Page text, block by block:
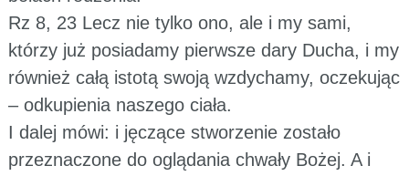
Rz 8, 23 Lecz nie tylko ono, ale i my sami,
którzy już posiadamy pierwsze dary Ducha, i my
również całą istotą swoją wzdychamy, oczekując
– odkupienia naszego ciała.
I dalej mówi: i jęczące stworzenie zostało
przeznaczone do oglądania chwały Bożej. A i